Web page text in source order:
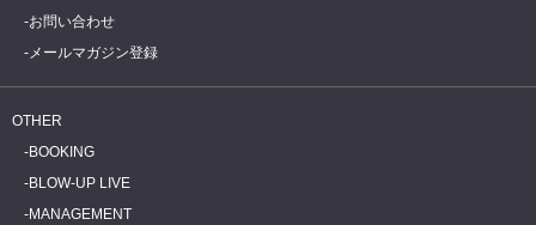
お問い合わせ
メールマガジン登録
OTHER
BOOKING
BLOW-UP LIVE
MANAGEMENT